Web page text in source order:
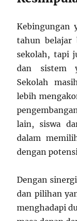
Kebingungan
tahun belajar
sekolah, tapi
dan sistem
Sekolah
lebih
lain, siswa
dalam
dengan
Dengan
dan pilihan
menghadapi